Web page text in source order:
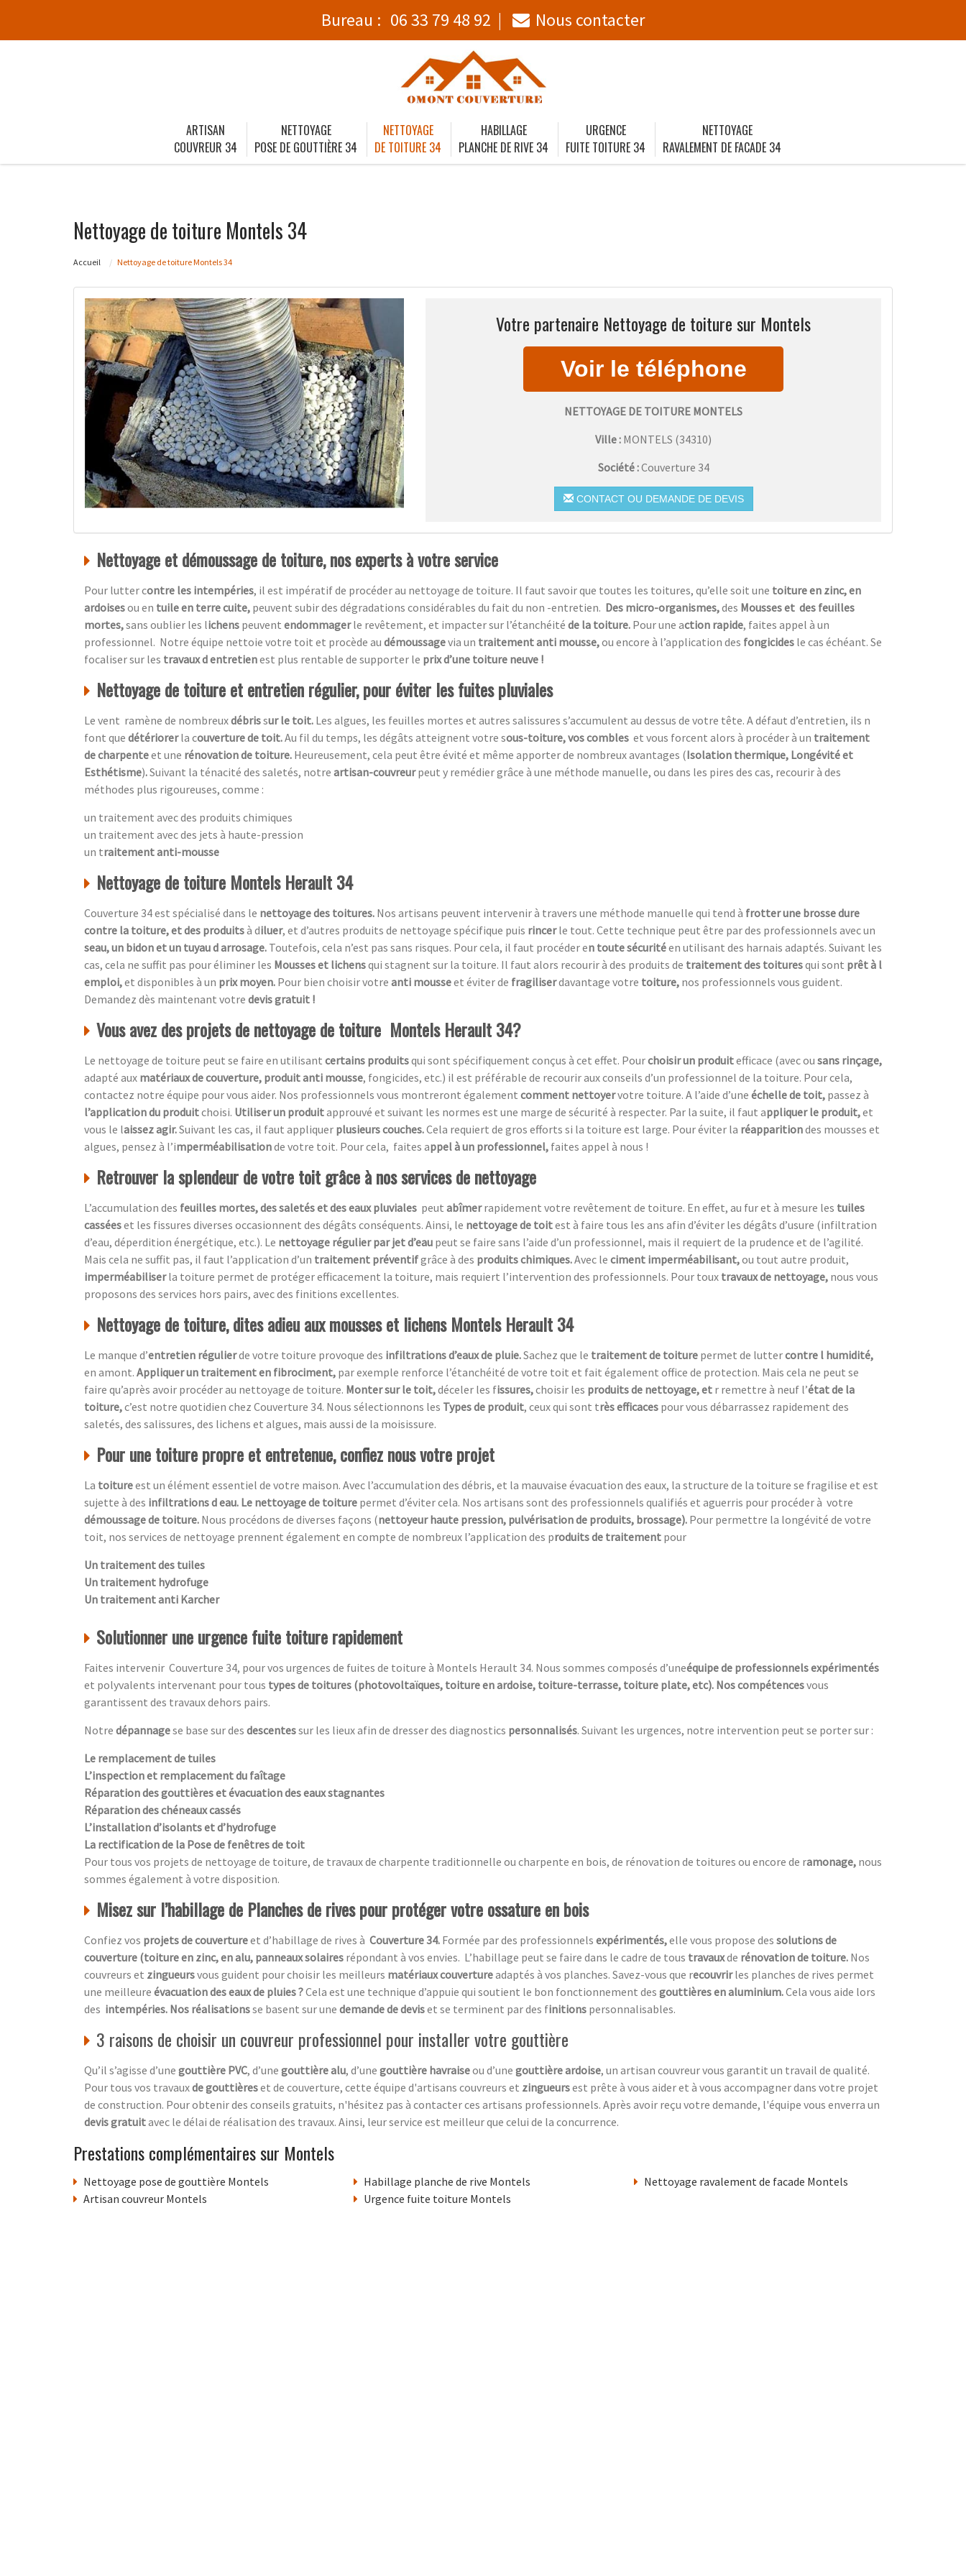
Bureau : 06 33 79 48 92 Nous contacter
ARTISAN
COUVREUR 34
NETTOYAGE
POSE DE GOUTTIÈRE 34
NETTOYAGE
DE TOITURE 34
HABILLAGE
PLANCHE DE RIVE 34
URGENCE
FUITE TOITURE 34
NETTOYAGE
RAVALEMENT DE FACADE 34
Nettoyage de toiture Montels 34
Accueil Nettoyage de toiture Montels 34
Votre partenaire Nettoyage de toiture sur Montels
NETTOYAGE DE TOITURE MONTELS
Ville : MONTELS (34310)
Société :Couverture 34
CONTACT OU DEMANDE DE DEVIS
Nettoyage et démoussage de toiture, nos experts à votre service
Pour lutter contre les intempéries, il est impératif de procéder au nettoyage de toiture. Il faut savoir que toutes les toitures, qu’elle soit une toiture en zinc, en
ardoisesou en tuile en terre cuite, peuvent subir des dégradations considérables du fait du non -entretien. Des micro-organismes,des Mousses et des feuilles
mortes,sans oublier les lichens peuvent endommagerle revêtement, et impacter sur l’étanchéité de la toiture. Pour une action rapide, faites appel à un
professionnel. Notre équipe nettoie votre toit et procède au démoussagevia un traitement anti mousse,ou encore à l’application des fongicides le cas échéant. Se
focaliser sur les travaux d entretienest plus rentable de supporter le prix d’une toiture neuve !
Nettoyage de toiture et entretien régulier, pour éviter les fuites pluviales
Le vent ramène de nombreuxdébrissur le toit. Les algues, les feuilles mortes et autres salissures s’accumulent au dessus de votre tête. A défaut d’entretien, ils n
font que détériorerla couverture de toit.Au fil du temps, les dégâts atteignent votre sous-toiture, vos combles et vous forcent alors à procéder à un traitement
de charpenteet une rénovation de toiture. Heureusement, cela peut être évité et même apporter de nombreux avantages (Isolation thermique, Longévité et
Esthétisme).Suivant la ténacité des saletés, notre artisan-couvreurpeut y remédier grâce à une méthode manuelle, ou dans les pires des cas, recourir à des
méthodes plus rigoureuses, comme :
un traitement avec des produits chimiques
un traitement avec des jets à haute-pression
un traitement anti-mousse
Nettoyage de toiture Montels Herault 34
Couverture 34 est spécialisé dans le nettoyage des toitures. Nos artisans peuvent intervenir à travers une méthode manuelle qui tend à frotter une brosse dure
contre la toiture, et des produitsà diluer, et d’autres produits de nettoyage spécifique puis rincerle tout. Cette technique peut être par des professionnels avec un
seau, un bidon et un tuyau d arrosage. Toutefois, cela n’est pas sans risques. Pour cela, il faut procéder en toute sécuritéen utilisant des harnais adaptés. Suivant les
cas, cela ne suffit pas pour éliminer les Mousses et lichensqui stagnent sur la toiture. Il faut alors recourir à des produits de traitement des toituresqui sont prêt à l
emploi,et disponibles à un prix moyen. Pour bien choisir votre anti mousseet éviter de fragiliserdavantage votre toiture, nos professionnels vous guident.
Demandez dès maintenant votre devis gratuit !
Vous avez des projets de nettoyage de toiture Montels Herault 34?
Le nettoyage de toiture peut se faire en utilisant certains produitsqui sont spécifiquement conçus à cet effet. Pourchoisir un produitefficace (avec ou sans rinçage,
adapté aux matériaux de couverture, produit anti mousse, fongicides, etc.) il est préférable de recourir aux conseils d’un professionnel de la toiture. Pour cela,
contactez notre équipe pour vous aider. Nos professionnels vous montreront également comment nettoyervotre toiture. A l’aide d’une échelle de toit, passez à
l’application du produitchoisi. Utiliser un produitapprouvé et suivant les normes est une marge de sécurité à respecter. Par la suite, il faut appliquer le produit,et
vous le laissez agir.Suivant les cas, il faut appliquer plusieurs couches.Cela requiert de gros efforts si la toiture est large. Pour éviter la réapparitiondes mousses et
algues, pensez à l’imperméabilisationde votre toit. Pour cela, faites appel à un professionnel, faites appel à nous !
Retrouver la splendeur de votre toit grâce à nos services de nettoyage
L’accumulation des feuilles mortes, des saletés et des eaux pluviales peut abîmerrapidement votre revêtement de toiture. En effet, au fur et à mesure les tuiles
casséeset les fissures diverses occasionnent des dégâts conséquents. Ainsi, le nettoyage de toitest à faire tous les ans afin d’éviter les dégâts d’usure (infiltration
d’eau, déperdition énergétique, etc.). Le nettoyage régulier par jet d’eau peut se faire sans l’aide d’un professionnel, mais il requiert de la prudence et de l’agilité.
Mais cela ne suffit pas, il faut l’application d’un traitement préventifgrâce à des produits chimiques.Avec le ciment imperméabilisant,ou tout autre produit,
imperméabiliserla toiture permet de protéger efficacement la toiture, mais requiert l’intervention des professionnels. Pour toux travaux de nettoyage, nous vous
proposons des services hors pairs, avec des finitions excellentes.
Nettoyage de toiture, dites adieu aux mousses et lichens Montels Herault 34
Le manque d’entretien régulierde votre toiture provoque des infiltrations d’eaux de pluie.Sachez que le traitement de toiture permet de luttercontre l humidité,
en amont. Appliquer un traitement en fibrociment, par exemple renforce l’étanchéité de votre toit et fait également office de protection. Mais cela ne peut se
faire qu’après avoir procéder au nettoyage de toiture. Monter sur le toit,déceler les fissures,choisir les produits de nettoyage, et r remettre à neuf l’état de la
toiture,c’est notre quotidien chez Couverture 34. Nous sélectionnons les Types de produit, ceux qui sont très efficaces pour vous débarrassez rapidement des
saletés, des salissures, des lichens et algues, mais aussi de la moisissure.
Pour une toiture propre et entretenue, confiez nous votre projet
La toitureest un élément essentiel de votre maison. Avec l’accumulation des débris, et la mauvaise évacuation des eaux, la structure de la toiture se fragilise et est
sujette à des infiltrations d eau. Le nettoyage de toiture permet d’éviter cela. Nos artisans sont des professionnels qualifiés et aguerris pour procéder à votre
démoussage de toiture. Nous procédons de diverses façons (nettoyeur haute pression, pulvérisation de produits, brossage). Pour permettre la longévité de votre
toit, nos services de nettoyage prennent également en compte de nombreux l’application des produits de traitement pour
Un traitement des tuiles
Un traitement hydrofuge
Un traitement anti Karcher
Solutionner une urgence fuite toiture rapidement
Faites intervenir Couverture 34, pour vos urgences de fuites de toiture à Montels Herault 34. Nous sommes composés d’uneéquipe de professionnels expérimentés
et polyvalents intervenant pour tous types de toitures (photovoltaïques, toiture en ardoise, toiture-terrasse, toiture plate, etc). Nos compétencesvous
garantissent des travaux dehors pairs.
Notre dépannagese base sur des descentessur les lieux afin de dresser des diagnostics personnalisés. Suivant les urgences, notre intervention peut se porter sur :
Le remplacement de tuiles
L’inspection et remplacement du faîtage
Réparation des gouttières et évacuation des eaux stagnantes
Réparation des chéneaux cassés
L’installation d’isolants et d’hydrofuge
La rectification de la Pose de fenêtres de toit
Pour tous vos projets de nettoyage de toiture, de travaux de charpente traditionnelle ou charpente en bois, de rénovation de toitures ou encore de ramonage, nous
sommes également à votre disposition.
Misez sur l’habillage de Planches de rives pour protéger votre ossature en bois
Confiez vos projets de couvertureet d’habillage de rives à Couverture 34. Formée par des professionnels expérimentés,elle vous propose des solutions de
couverture (toiture en zinc, en alu, panneaux solaires répondant à vos envies. L’habillage peut se faire dans le cadre de tous travauxde rénovation de toiture. Nos
couvreurs et zingueursvous guident pour choisir les meilleurs matériaux couvertureadaptés à vos planches. Savez-vous que recouvrirles planches de rives permet
une meilleure évacuation des eaux de pluies ?Cela est une technique d’appuie qui soutient le bon fonctionnement des gouttières en aluminium.Cela vous aide lors
des intempéries. Nos réalisationsse basent sur une demande de deviset se terminent par des finitions personnalisables.
3 raisons de choisir un couvreur professionnel pour installer votre gouttière
Qu’il s’agisse d’une gouttière PVC, d’une gouttière alu, d’une gouttière havraiseou d’une gouttière ardoise, un artisan couvreur vous garantit un travail de qualité.
Pour tous vos travauxde gouttièreset de couverture, cette équipe d'artisans couvreurs et zingueursest prête à vous aider et à vous accompagner dans votre projet
de construction. Pour obtenir des conseils gratuits, n'hésitez pas à contacter ces artisans professionnels. Après avoir reçu votre demande, l'équipe vous enverra un
devis gratuitavec le délai de réalisation des travaux. Ainsi, leur service est meilleur que celui de la concurrence.
Prestations complémentaires sur Montels
Nettoyage pose de gouttière Montels
Artisan couvreur Montels
Habillage planche de rive Montels
Urgence fuite toiture Montels
Nettoyage ravalement de facade Montels